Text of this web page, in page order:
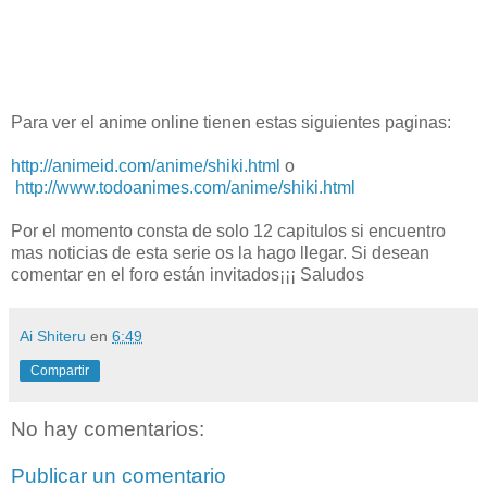
Para ver el anime online tienen estas siguientes paginas:
http://animeid.com/anime/shiki.html o
http://www.todoanimes.com/anime/shiki.html
Por el momento consta de solo 12 capitulos si encuentro
mas noticias de esta serie os la hago llegar. Si desean
comentar en el foro están invitados¡¡¡ Saludos
Ai Shiteru en 6:49
Compartir
No hay comentarios:
Publicar un comentario